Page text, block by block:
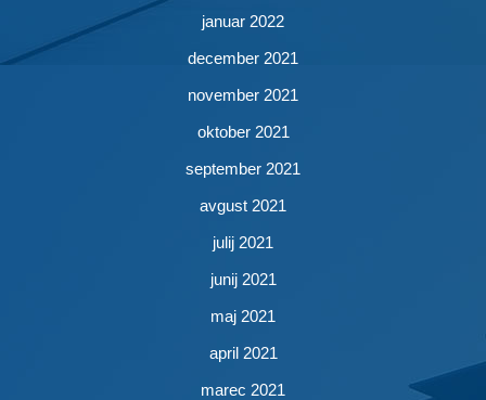
januar 2022
december 2021
november 2021
oktober 2021
september 2021
avgust 2021
julij 2021
junij 2021
maj 2021
april 2021
marec 2021